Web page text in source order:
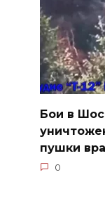
Бои в
пушки
0